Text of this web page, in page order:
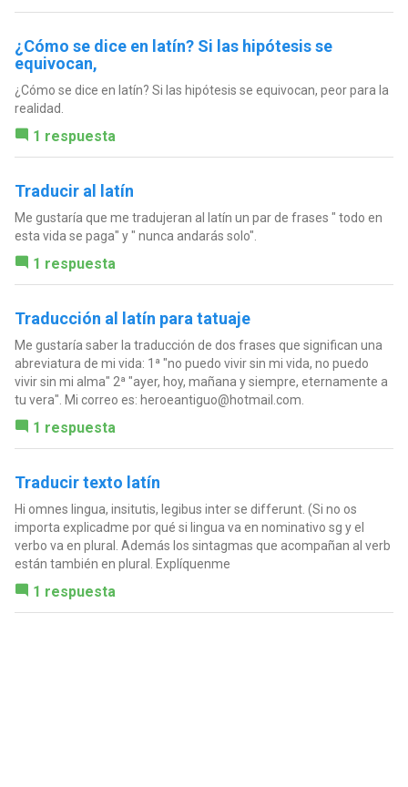
¿Cómo se dice en latín? Si las hipótesis se
equivocan,
¿Cómo se dice en latín? Si las hipótesis se equivocan, peor para la
realidad.
1 respuesta
Traducir al latín
Me gustaría que me tradujeran al latín un par de frases " todo en
esta vida se paga" y " nunca andarás solo".
1 respuesta
Traducción al latín para tatuaje
Me gustaría saber la traducción de dos frases que significan una
abreviatura de mi vida: 1ª "no puedo vivir sin mi vida, no puedo
vivir sin mi alma" 2ª "ayer, hoy, mañana y siempre, eternamente a
tu vera". Mi correo es: heroeantiguo@hotmail.com
1 respuesta
Traducir texto latín
Hi omnes lingua, insitutis, legibus inter se differunt. (Si no os
importa explicadme por qué si lingua va en nominativo sg y el
verbo va en plural. Además los sintagmas que acompañan al verb
están también en plural. Explíquenme
1 respuesta